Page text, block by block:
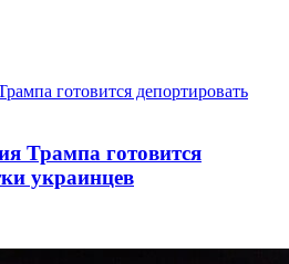
Трампа готовится
украинцев